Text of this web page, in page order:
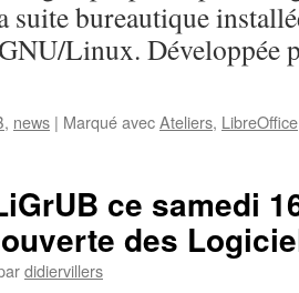
suite bureautique
Linux.
, news | Marqué avecAteliers, LibreOffice
ce samedi
des
didiervillers